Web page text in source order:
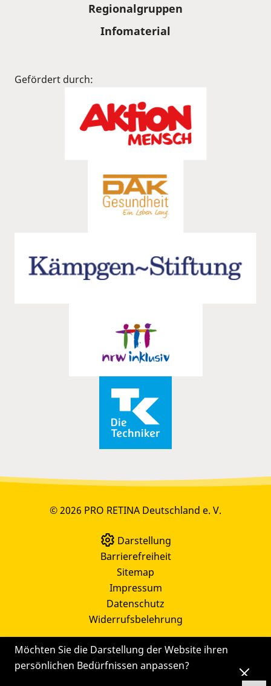
Möchten Sie die Darstellung der Website ihren
persönlichen Bedürfnissen anpassen?
Regionalgruppen
Infomaterial
Gefördert durch:
© 2026 PRO RETINA Deutschland e. V.
Darstellung
Barrierefreiheit
Sitemap
Impressum
Datenschutz
Widerrufsbelehrung